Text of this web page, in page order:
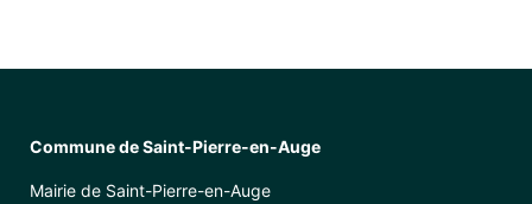
Commune de Saint-Pierre-en-Auge
Mairie de Saint-Pierre-en-Auge